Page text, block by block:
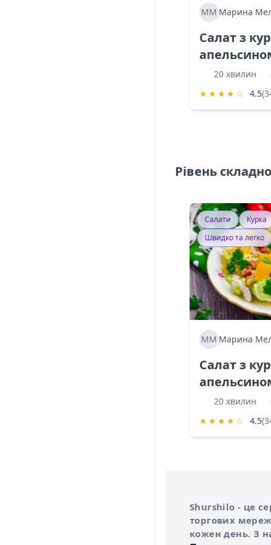
ММ Марина
Салат з
20 хвилин
★ ★ ★ ★ ☆ 4.5
Рівень
Салати Курка
Швидко та легко
ММ Марина
Салат з
20 хвилин
★ ★ ★ ★ ☆ 4.5
Про сервіс
Shurshilo - це
торгових
кожен день. З